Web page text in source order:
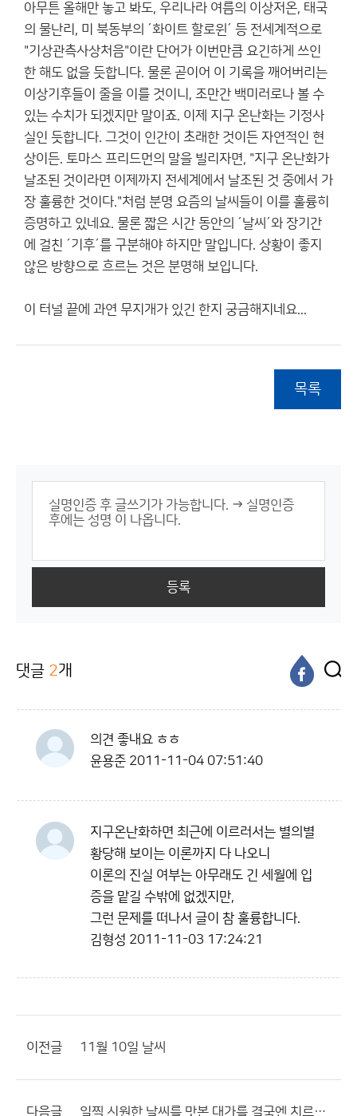
아무튼 올해만 놓고 봐도, 우리나라 여름의 이상저온, 태국
의 물난리, 미 북동부의 ´화이트 할로윈´ 등 전세계적으로
"기상관측사상처음"이란 단어가 이번만큼 요긴하게 쓰인
한 해도 없을 듯합니다. 물론 곧이어 이 기록을 깨어버리는
이상기후들이 줄을 이를 것이니, 조만간 백미러로나 볼 수
있는 수치가 되겠지만 말이죠. 이제 지구 온난화는 기정사
실인 듯합니다. 그것이 인간이 초래한 것이든 자연적인 현
상이든. 토마스 프리드먼의 말을 빌리자면, "지구 온난화가
날조된 것이라면 이제까지 전세계에서 날조된 것 중에서 가
장 훌륭한 것이다."처럼 분명 요즘의 날씨들이 이를 훌륭히
증명하고 있네요. 물론 짧은 시간 동안의 ´날씨´와 장기간
에 걸친 ´기후´를 구분해야 하지만 말입니다. 상황이 좋지
않은 방향으로 흐르는 것은 분명해 보입니다.
이 터널 끝에 과연 무지개가 있긴 한지 궁금해지네요...
목록
등록
댓글 2개
의견 좋내요 ㅎㅎ
윤용준 2011-11-04 07:51:40
지구온난화하면 최근에 이르러서는 별의별
황당해 보이는 이론까지 다 나오니
이론의 진실 여부는 아무래도 긴 세월에 입
증을 맡길 수밖에 없겠지만,
그런 문제를 떠나서 글이 참 훌륭합니다.
김형성 2011-11-03 17:24:21
이전글 11월 10일 날씨
다음글 일찍 시원한 날씨를 맛본 대가를 결국엔 치르고 마네요.